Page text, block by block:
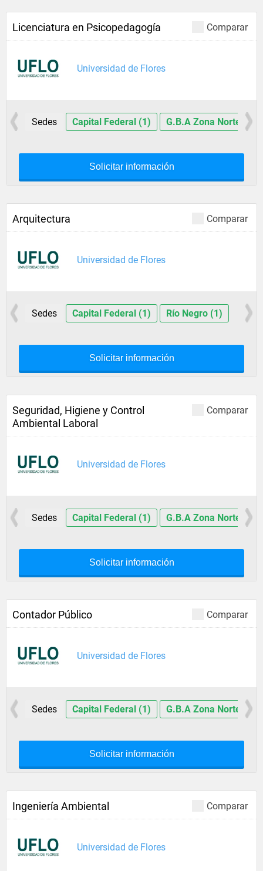
Comparar
Licenciatura en Psicopedagogía
Universidad de Flores
Sedes Capital Federal (1) G.B.A Zona Norte (1)
Solicitar información
Comparar
Arquitectura
Universidad de Flores
Sedes Capital Federal (1) Río Negro (1)
Solicitar información
Comparar
Seguridad, Higiene y Control
Ambiental Laboral
Universidad de Flores
Sedes Capital Federal (1) G.B.A Zona Norte (1)
Solicitar información
Comparar
Contador Público
Universidad de Flores
Sedes Capital Federal (1) G.B.A Zona Norte (1)
Solicitar información
Comparar
Ingeniería Ambiental
Universidad de Flores